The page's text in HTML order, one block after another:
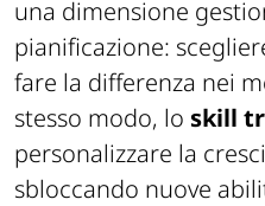
una dimensione
pianificazione:
fare la differenza nei
stesso modo, lo skill
personalizzare la
sbloccando nuove